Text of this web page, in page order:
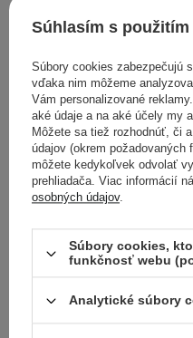
PRIDAŤ DO KOŠÍKA
Axis-y - Vita Glow Lip Oil
Dreamy Olive - 4ml
Súhlasím s
Súbory cookies zabezpečujú
vďaka nim môžeme
Vám personalizované
aké údaje a na aké účely my
Môžete sa tiež rozhodnúť, či
údajov (okrem požadovaných
môžete kedykoľvek odvolať
prehliadača. Viac informácií
osobných údajov.
Súbory cookies,
funkčnosť webu
Analytické súbory